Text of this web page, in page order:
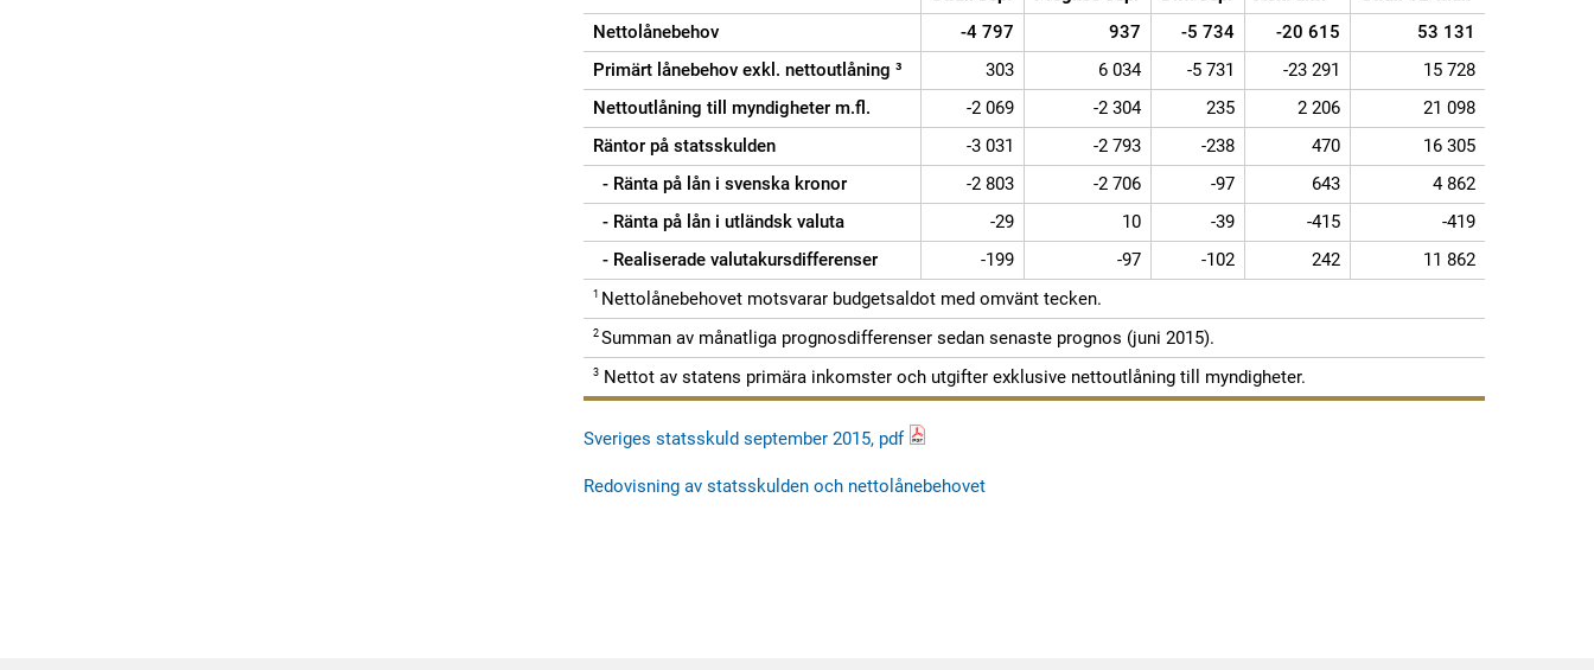
Nettolånebehov
-4 797 937 -5 734 -20 615
53 131
Primärt lånebehov exkl. nettoutlåning ³
303 6 034 -5 731 -23 291
15 728
Nettoutlåning till myndigheter m.fl.
-2 069 -2 304 235 2 206
21 098
Räntor på statsskulden
-3 031 -2 793 -238 470
16 305
- Ränta på lån i svenska kronor
-2 803 -2 706 -97 643
4 862
- Ränta på lån i utländsk valuta
-29 10 -39 -415
-419
- Realiserade valutakursdifferenser
-199 -97 -102 242 11 862
1 Nettolånebehovet motsvarar budgetsaldot med omvänt tecken.
2 Summan av månatliga prognosdifferenser sedan senaste prognos (juni 2015).
3 Nettot av statens primära inkomster och utgifter exklusive nettoutlåning till myndigheter.
Sveriges statsskuld september 2015, pdf
Redovisning av statsskulden och nettolånebehovet